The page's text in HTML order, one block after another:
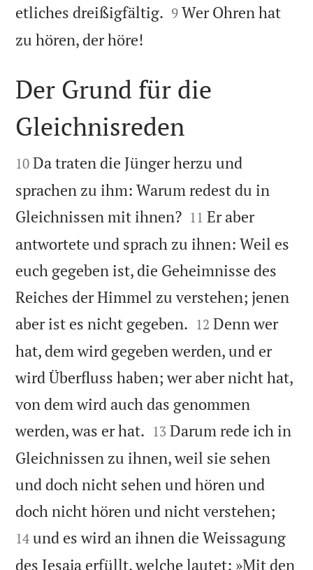
etliches dreißigfältig. 

9 Wer Ohren hat
zu hören, der höre!

Der Grund für die
Gleichnisreden

10 Da traten die Jünger herzu und
sprachen zu ihm: Warum redest du in
Gleichnissen mit ihnen?
11 Er aber
antwortete und sprach zu ihnen: Weil es
euch gegeben ist, die Geheimnisse des
Reiches der Himmel zu verstehen; jenen
aber ist es nicht gegeben. 

12 Denn wer
hat, dem wird gegeben werden, und er
wird Überfluss haben; wer aber nicht hat,
von dem wird auch das genommen
werden, was er hat. 

13 Darum rede ich in
Gleichnissen zu ihnen, weil sie sehen
und doch nicht sehen und hören und
doch nicht hören und nicht verstehen;
14 und es wird an ihnen die Weissagung
des Jesaja erfüllt, welche lautet: »Mit den